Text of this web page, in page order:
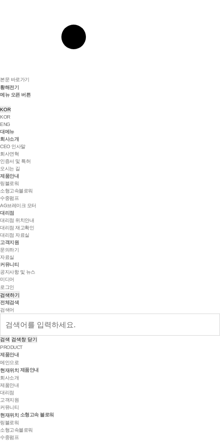
본문 바로가기
황해전기
메뉴 오픈 버튼
KOR
KOR
ENG
대메뉴
회사소개
CEO 인사말
회사연혁
인증서 및 특허
오시는 길
제품안내
링블로워
소형고속블로워
수중펌프
AG브레이크 모터
대리점
대리점 위치안내
대리점 재고확인
대리점 자료실
고객지원
문의하기
자료실
커뮤니티
공지사항 및 뉴스
미디어
로그인
검색하기
전체검색
검색어
검색 검색창 닫기
PRODUCT
제품안내
메인으로
현재위치 제품안내
회사소개
제품안내
대리점
고객지원
커뮤니티
현재위치 소형고속 블로워
링블로워
소형고속블로워
수중펌프